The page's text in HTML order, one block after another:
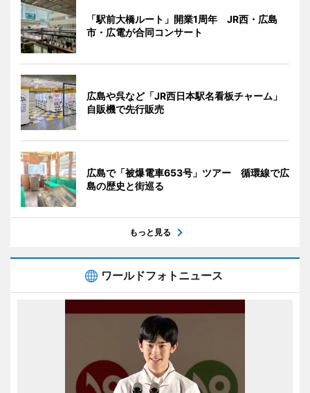
「駅前大橋ルート」開業1周年 JR西・広島
市・広電が合同コンサート
広島や呉など「JR西日本駅名看板チャーム」
自販機で先行販売
広島で「被爆電車653号」ツアー 循環線で広
島の歴史と街巡る
もっと見る
ワールドフォトニュース